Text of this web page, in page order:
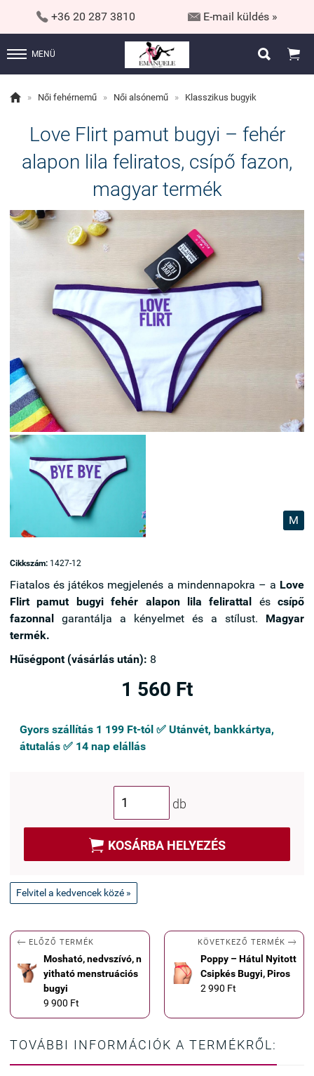
 +36 20 287 3810  E-mail küldés »
MENÜ  
 » Női fehérnemű » Női alsónemű » Klasszikus bugyik
Love Flirt pamut bugyi – fehér
alapon lila feliratos, csípő fazon,
magyar termék
M
Cikkszám: 1427-12
Fiatalos és játékos megjelenés a mindennapokra – a Love
Flirt pamut bugyifehér alapon lila felirattal és csípő
fazonnal garantálja a kényelmet és a stílust. Magyar
termék.
Hűségpont (vásárlás után): 8
1 560 Ft
Gyors szállítás 1 199 Ft-tól ✅ Utánvét, bankkártya,
átutalás ✅ 14 nap elállás
db
 KOSÁRBA HELYEZÉS
Felvitel a kedvencek közé »
 ELŐZŐ TERMÉK
Mosható, nedvszívó, n
yitható menstruációs
bugyi
9 900 Ft
KÖVETKEZŐ TERMÉK 
Poppy – Hátul Nyitott
Csipkés Bugyi, Piros
2 990 Ft
TOVÁBBI INFORMÁCIÓK A TERMÉKRŐL: